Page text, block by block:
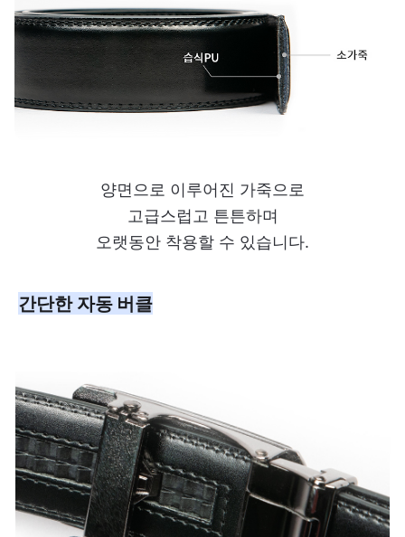
양면으로 이루어진 가죽으로
고급스럽고 튼튼하며
오랫동안 착용할 수 있습니다.
간단한 자동 버클